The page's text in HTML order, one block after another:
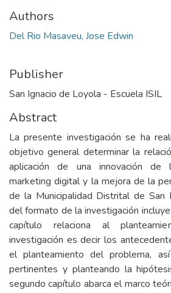
Authors
Del Rio Masaveu, Jose Edwin
Publisher
San Ignacio de Loyola - Escuela ISIL
Abstract
La presente investigación se ha
objetivo general determinar la
aplicación de una innovación de
marketing digital y la mejora de la
de la Municipalidad Distrital de San
del formato de la investigación
capítulo relaciona al
investigación es decir los
el planteamiento del problema,
pertinentes y planteando la
segundo capítulo abarca el marco